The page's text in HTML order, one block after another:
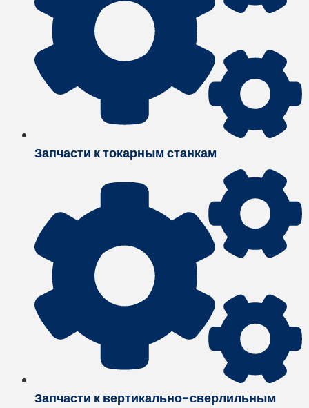
Запчасти к токарным станкам
Запчасти к вертикально-сверлильным